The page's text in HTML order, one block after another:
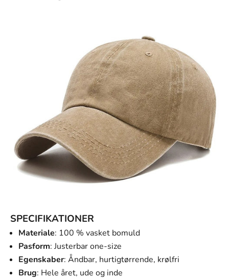
SPECIFIKATIONER
Materiale: 100 % vasket bomuld
Pasform: Justerbar one-size
Egenskaber: Åndbar, hurtigtørrende, krølfri
Brug: Hele året, ude og inde